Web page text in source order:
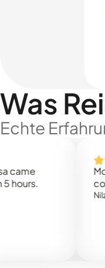
Was
Echte
Molto